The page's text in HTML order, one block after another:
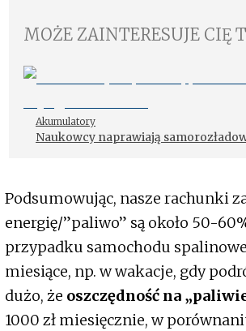
MOŻE ZAINTERESUJE CIĘ
Akumulatory
Naukowcy naprawiają
Podsumowując, nasze rachunki
energię/”paliwo” są około 50-
przypadku samochodu
miesiące, np. w wakacje, gdy
dużo, że oszczędność na
1000 zł miesięcznie, w